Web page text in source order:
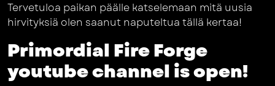
Tervetuloa paikan päälle katselemaan mitä uusia
hirvityksiä olen saanut naputeltua tällä kertaa!
Primordial Fire Forge
youtube channel is open!